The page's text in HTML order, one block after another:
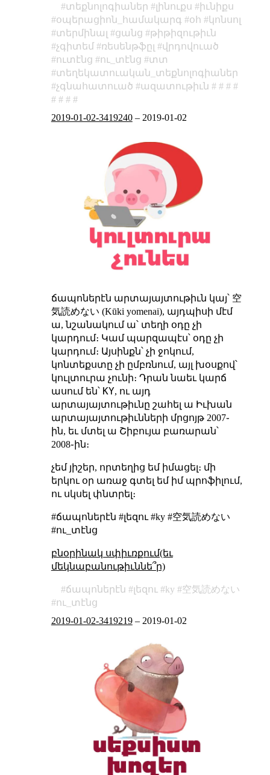
տեքնոլոգիաներ լինուքս
իւնիքս
օպերացիոն_համակարգ
օհ
կոնսոլ
տերմինալ
ցանց
թիթիզութիւն
չգիտեմ
ռեսենթֆըլ
վրդովուած
ուտէնց
ու_տէնց
տտ
տեղեկատուական_տեքնոլոգիաներ
չգնահատուած
ազատութիւն
2019-01-02-3419240– 2019-01-02
ճապոներէն արտայայտութիւն կայ՝ 空
気読めない (Kūki yomenai), այդպիսի մէմ
ա, նշանակում ա՝ տեղի օդը չի
կարդում։ Կամ պարզապէս՝ օդը չի
կարդում։ Այսինքն՝ չի ջոկում,
կոնտեքստը չի ըմբռնում, այլ խօսքով՝
կուլտուրա չունի։ Դրան նաեւ կարճ
ասում են՝ KY, ու այդ
արտայայտութիւնը շահել ա Իւխան
արտայայտութիւնների մրցոյթ 2007֊
ին, եւ մտել ա Շիբույա բառարան՝
2008֊ին։
չեմ յիշեր, որտեղից եմ իմացել։ մի
երկու օր առաջ գտել եմ իմ պրոֆիլում,
ու սկսել փնտրել։
#ճապոներէն #լեզու #ky #空気読めない
#ու_տէնց
բնօրինակ սփիւռքում(եւ
մեկնաբանութիւննե՞ր)
ճապոներէն լեզու ky
空気読めない
ու_տէնց
2019-01-02-3419219– 2019-01-02